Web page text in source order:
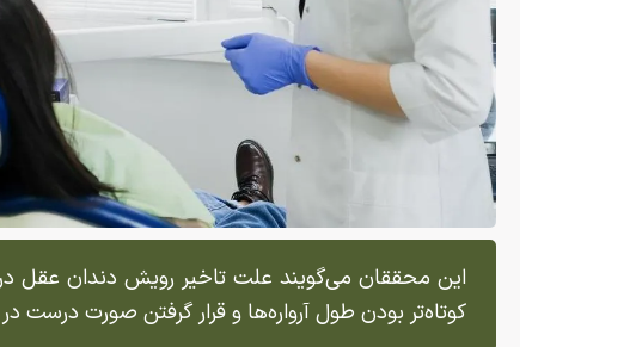
این محققان می‌گویند علت تاخیر رویش دندان عقل
کوتاه‌تر بودن طول آرواره‌ها و قرار گرفتن صورت درست